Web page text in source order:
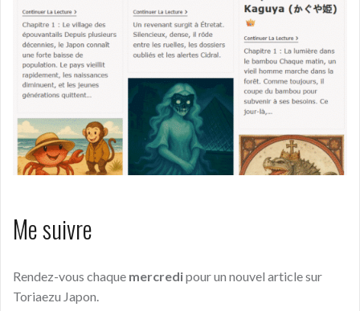
Me suivre
Rendez-vous chaque mercredipour un nouvel article sur
Toriaezu Japon.